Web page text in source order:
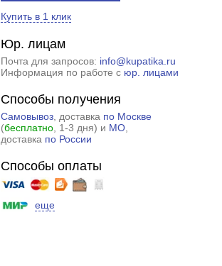
Купить в 1 клик
Юр. лицам
Почта для запросов: info@kupatika.ru
Информация по работе с юр. лицами
Способы получения
Самовывоз, доставка по Москве
(бесплатно, 1-3 дня) и МО,
доставка по России
Способы оплаты
еще